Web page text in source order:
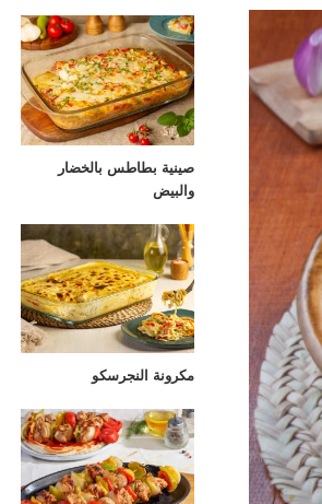
صينية بطاطس بالخضار
والبيض
مكرونة النجرسكو